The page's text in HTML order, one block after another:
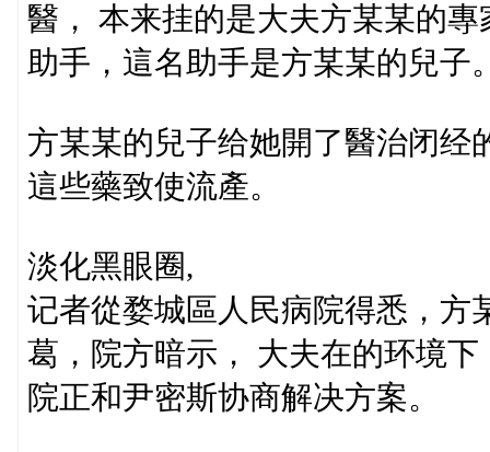
醫， 本来挂的是大夫方某某的
助手，這名助手是方某某的兒子
方某某的兒子给她開了醫治闭经
這些藥致使流產。
淡化黑眼圈,
记者從婺城區人民病院得悉，方
葛，院方暗示， 大夫在的环境
院正和尹密斯协商解决方案。